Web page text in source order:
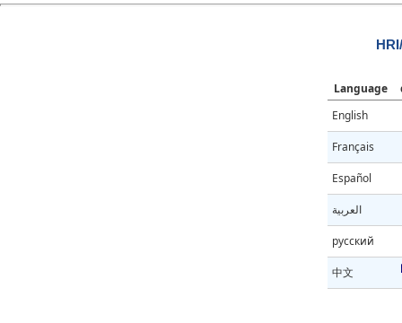
Language
English
Français
Español
العربية
русский
中文